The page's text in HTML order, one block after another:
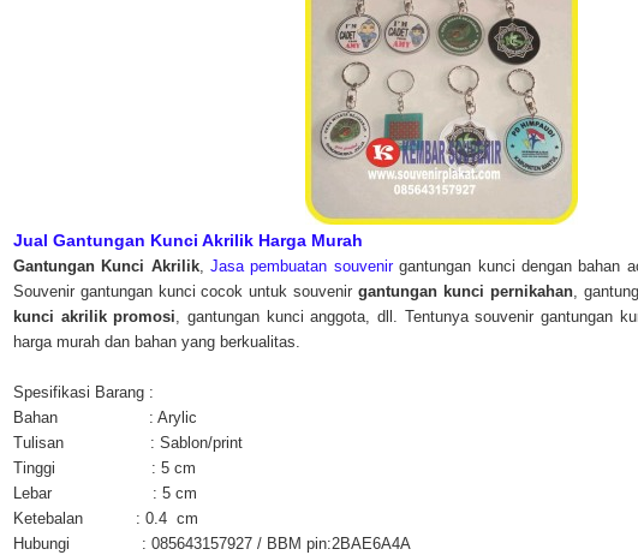
Jual Gantungan Kunci Akrilik Harga Murah
Gantungan Kunci Akrilik,Jasa pembuatan souvenirgantungan kunci dengan bahan
Souvenir gantungan kunci cocok untuk souvenir gantungan kunci pernikahan,
kunci akrilik promosi, gantungan kunci anggota, dll. Tentunya souvenir gantungan
harga murah dan bahan yang berkualitas.
Spesifikasi Barang :
Bahan : Arylic
Tulisan : Sablon/print
Tinggi : 5 cm
Lebar : 5 cm
Ketebalan : 0.4 cm
Hubungi : 085643157927 / BBM pin:2BAE6A4A